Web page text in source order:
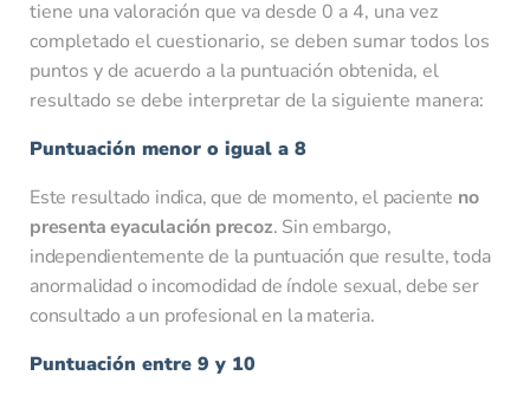
tiene una valoración que va desde 0 a 4, una vez
completado el cuestionario, se deben sumar todos los
puntos y de acuerdo a la puntuación obtenida, el
resultado se debe interpretar de la siguiente manera:
Puntuación menor o igual a 8
Este resultado indica, que de momento, el paciente no
presenta eyaculación precoz. Sin embargo,
independientemente de la puntuación que resulte, toda
anormalidad o incomodidad de índole sexual, debe ser
consultado a un profesional en la materia.
Puntuación entre 9 y 10